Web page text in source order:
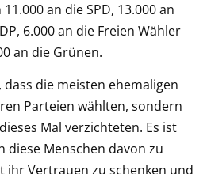
an die SPD, 13.000 an
6.000 an die Freien Wähler
an die Grünen.
die meisten ehemaligen
Parteien wählten, sondern
Mal verzichteten. Es ist
diese Menschen davon zu
ihr Vertrauen zu schenken und